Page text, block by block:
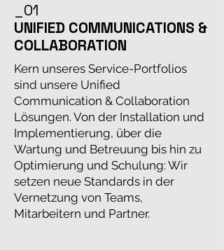
_01
UNIFIED COMMUNICATIONS &
COLLABORATION
Kern unseres Service-Portfolios
sind unsere Unified
Communication & Collaboration
Lösungen. Von der Installation und
Implementierung, über die
Wartung und Betreuung bis hin zu
Optimierung und Schulung: Wir
setzen neue Standards in der
Vernetzung von Teams,
Mitarbeitern und Partner.